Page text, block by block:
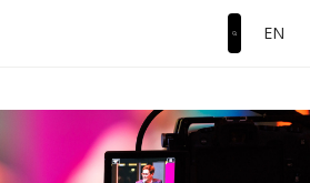
EN